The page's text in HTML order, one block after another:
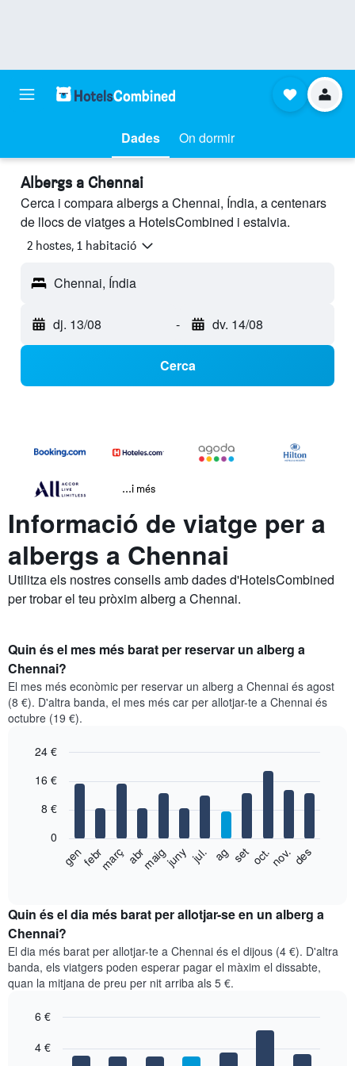
Dades On dormir
Albergs a Chennai
Cerca i compara albergs a Chennai, Índia, a centenars
de llocs de viatges a HotelsCombined i estalvia.
2 hostes, 1 habitació
Chennai, Índia
dj. 13/08 - dv. 14/08
Cerca
...i més
Informació de viatge per a
albergs a Chennai
Utilitza els nostres consells amb dades d'HotelsCombined
per trobar el teu pròxim alberg a Chennai.
Quin és el mes més barat per reservar un alberg a
Chennai?
El mes més econòmic per reservar un alberg a Chennai és agost
(8 €). D'altra banda, el mes més car per allotjar-te a Chennai és
octubre (19 €).
chart
següent
el
mitjà
d'una
habitació
per
El
té
graphic.
genfebrmarçabrmaigjuny jul. ag setoct.nov.des
0
8 €
16 €
24 €
Quin és el dia més barat per allotjar-se en un alberg a
Chennai?
El dia més barat per allotjar-te a Chennai és el dijous (4 €). D'altra
banda, els viatgers poden esperar pagar el màxim el dissabte,
quan la mitjana de preu per nit arriba als 5 €.
chart
graphic.
4 €
6 €